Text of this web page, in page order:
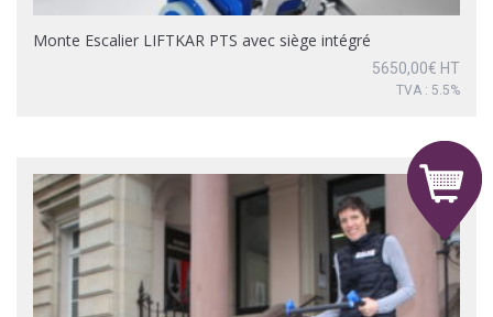
Monte Escalier LIFTKAR PTS avec siège intégré
5650,00€ HT
TVA : 5.5%